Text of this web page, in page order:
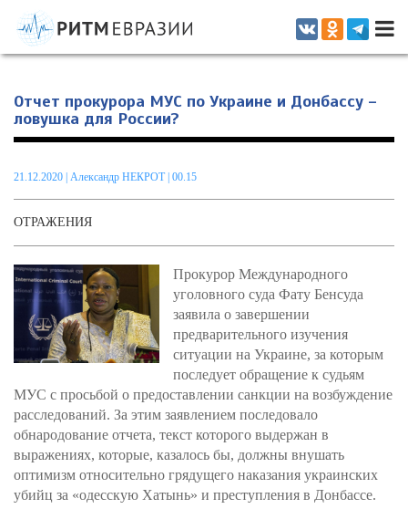
Информационно-аналитическое издание, посвященное актуальным
проблемам интеграции на постсоветском пространстве
Отчет прокурора МУС по Украине и Донбассу –
ловушка для России?
21.12.2020 Александр НЕКРОТ| 00.15
ОТРАЖЕНИЯ
Прокурор Международного
уголовного суда Фату Бенсуда
заявила о завершении
предварительного изучения
ситуации на Украине, за которым
последует обращение к судьям
МУС с просьбой о предоставлении санкции на возбуждение
расследований. За этим заявлением последовало
обнародование отчета, текст которого выдержан в
выражениях, которые, казалось бы, должны внушать
оптимизм относительно грядущего наказания украинских
убийц за «одесскую Хатынь» и преступления в Донбассе.